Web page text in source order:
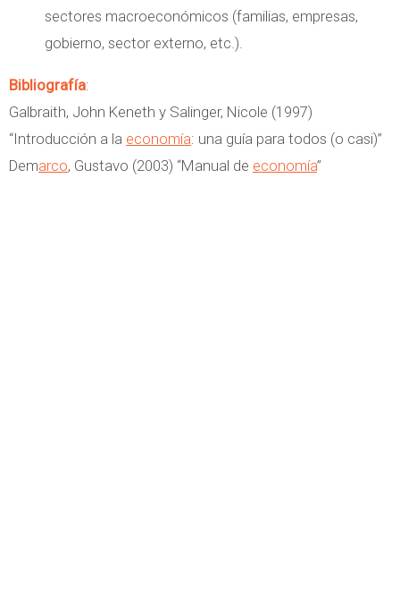
sectores macroeconómicos (familias, empresas,
gobierno, sector externo, etc.).
Bibliografía:
Galbraith, John Keneth y Salinger, Nicole (1997)
“Introducción a la economía: una guía para todos (o casi)”
Demarco, Gustavo (2003) “Manual de economía”